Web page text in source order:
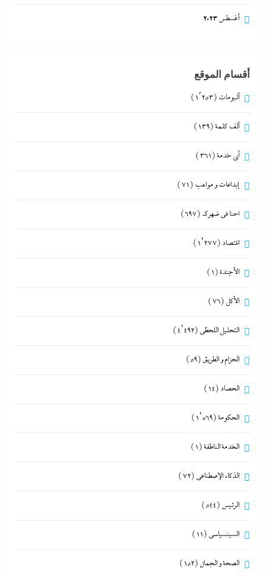
أغسطس 2023
أقسام الموقع
ألبومات (1٬253)
ألف كلمة(139)
أي خدمة(361)
إبداعات و مواهب (71)
احنا في ضهرك (697)
اقتصاد (1٬277)
الأجندة(1)
الأكل (76)
التحليل اللحظي (4٬492)
الحزام و الطريق (59)
الحصاد (14)
الحكومة(1٬569)
الخدمة الناطقة(1)
الذكاء الإصطناعي (72)
الرئيس (544)
السينسياسي (11)
الصحة و الجمال (152)